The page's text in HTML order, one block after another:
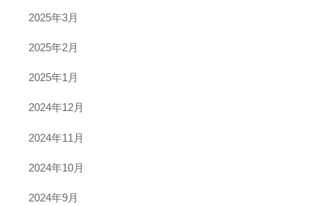
2025年3月
2025年2月
2025年1月
2024年12月
2024年11月
2024年10月
2024年9月